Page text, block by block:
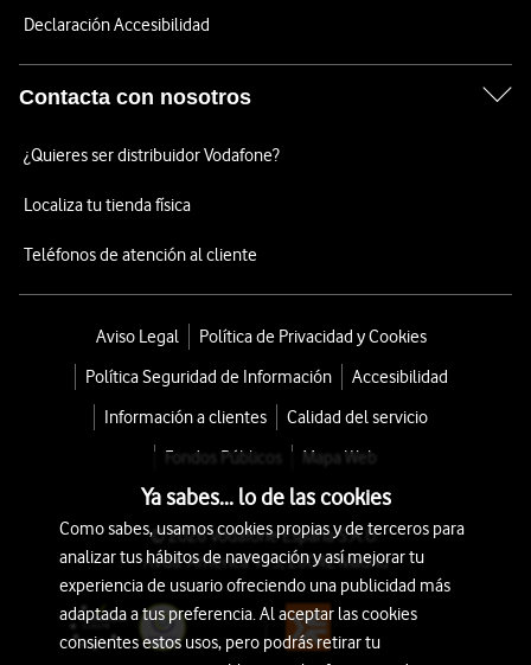
Declaración Accesibilidad
Contacta con nosotros
¿Quieres ser distribuidor Vodafone?
Localiza tu tienda física
Teléfonos de atención al cliente
Aviso Legal
Política de Privacidad y Cookies
Política Seguridad de Información
Accesibilidad
Información a clientes
Calidad del servicio
Fondos Públicos
Mapa Web
© 2026 Vodafone España S.A.U.
Avda. América 115, 28042 Madrid
Ya sabes... lo de las cookies
Como sabes, usamos cookies propias y de terceros para
analizar tus hábitos de navegación y así mejorar tu
experiencia de usuario ofreciendo una publicidad más
adaptada a tus preferencia. Al aceptar las cookies
consientes estos usos, pero podrás retirar tu